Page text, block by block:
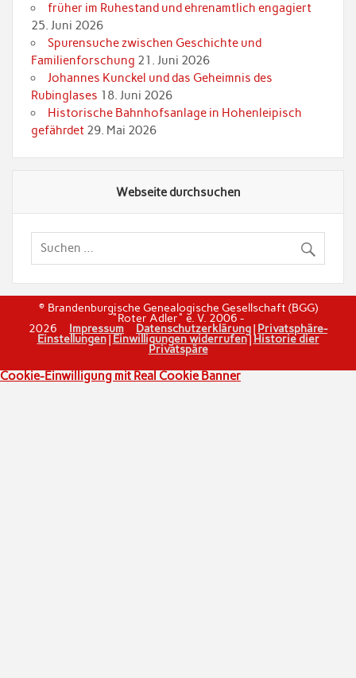
früher im Ruhestand und ehrenamtlich engagiert
25. Juni 2026
Spurensuche zwischen Geschichte und
Familienforschung 21. Juni 2026
Johannes Kunckel und das Geheimnis des
Rubinglases 18. Juni 2026
Historische Bahnhofsanlage in Hohenleipisch
gefährdet 29. Mai 2026
Webseite durchsuchen
© Brandenburgische Genealogische Gesellschaft (BGG)
"Roter Adler" e. V. 2006 -
2026 Impressum Datenschutzerklärung| Privatsphäre-
Einstellungen| Einwilligungen widerrufen|Historie dier
Privatspäre
Cookie-Einwilligung mit Real Cookie Banner